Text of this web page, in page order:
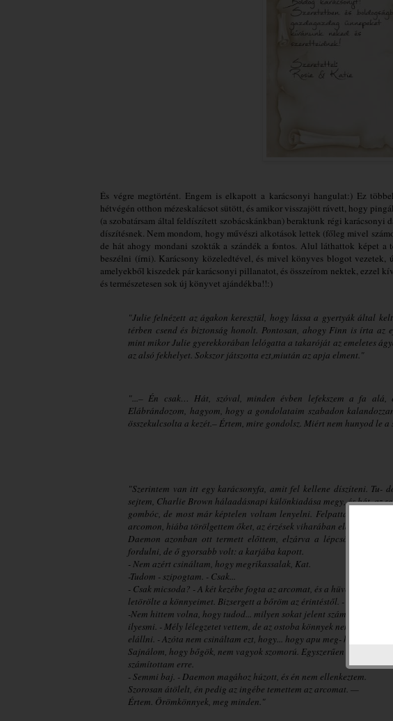
És végre megtörtént. Engem is elkapott a karácsonyi hangulat:) Ez
hétvégén otthon mézeskalácsot sütött, és amikor visszajött rávett, hogy
(a szobatársam által feldíszített szobácskánkban) beraktunk régi
díszítésnek. Nem mondom, hogy művészi alkotások lettek (főleg mivel
de hát ahogy mondani szokták a szándék a fontos. Alul láthattok képet a
beszélni (írni). Karácsony közeledtével, és mivel könyves blogot
amelyekből kiszedek pár karácsonyi pillanatot, és összeírom nektek, ezzel
és természetesen sok új könyvet ajándékba!!:)
"Julie felnézett az ágakon keresztül, hogy lássa a gyertyák által
térben csend és biztonság honolt. Pontosan, ahogy Finn is írta
mint mikor Julie gyerekkorában lelógatta a takaróját az emeletes
az alsó fekhelyet. Sokszor játszotta ezt,miután az apja elment."
"...– Én csak… Hát, szóval, minden évben lefekszem a fa alá,
Elábrándozom, hagyom, hogy a gondolataim szabadon
összekulcsolta a kezét.– Értem, mire gondolsz. Miért nem hunyod le a
"Szerintem van itt egy karácsonyfa, amit fel kellene díszíteni. Tu-
sejtem, Charlie Brown hálaadásnapi különkiadása megy, és hát, az
gombóc, de most már képtelen voltam lenyelni. Felpattantam, és
arcomon, hiába törölgettem őket, az érzések viharában elakadt a
Daemon azonban ott termett előttem, elzárva a lépcsőt. Tágra
fordulni, de ő gyorsabb volt: a karjába kapott.
- Nem azért csináltam, hogy megríkassalak, Kat.
-Tudom - szipogtam. - Csak...
- Csak micsoda? - A két kezébe fogta az arcomat, és a hüvelykujjával
letörölte a könnyeimet. Bizsergett a bőröm az érintéstől. - Cica?
-Nem hittem volna, hogy tudod... milyen sokat jelent számom- ra az
ilyesmi. - Mély lélegzetet vettem, de az ostoba könnyek nem akartak
elállni. - Azóta nem csináltam ezt, hogy... hogy apu meg- halt.
Sajnálom, hogy bőgök, nem vagyok szomorú. Egyszerűen nem
számítottam erre.
- Semmi baj. - Daemon magához húzott, és én nem ellenkeztem.
Szorosan átölelt, én pedig az ingébe temettem az arcomat. —
Értem. Örömkönnyek, meg minden."